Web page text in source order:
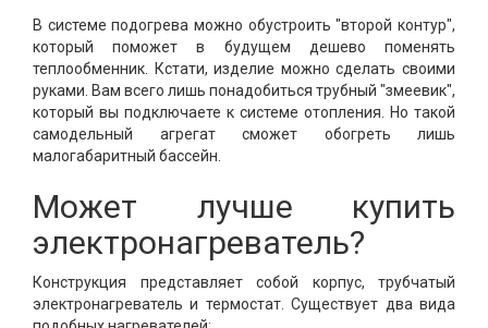
В системе подогрева можно обустроить "второй контур",
который поможет в будущем дешево поменять
теплообменник. Кстати, изделие можно сделать своими
руками. Вам всего лишь понадобиться трубный "змеевик",
который вы подключаете к системе отопления. Но такой
самодельный агрегат сможет обогреть лишь
малогабаритный бассейн.
Может лучше купить
электронагреватель?
Конструкция представляет собой корпус, трубчатый
электронагреватель и термостат. Существует два вида